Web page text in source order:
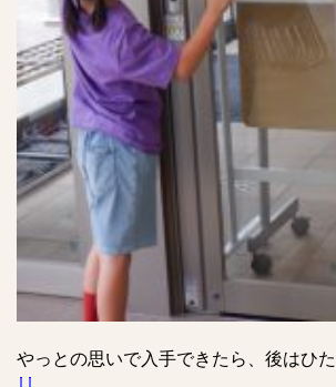
やっとの思いで入手できたら、後はひ